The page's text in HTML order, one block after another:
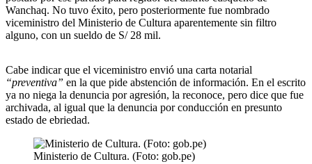
Wanchaq. No tuvo éxito, pero posteriormente fue nombrado
viceministro del Ministerio de Cultura aparentemente sin filtro
alguno, con un sueldo de S/ 28 mil.
Cabe indicar que el viceministro envió una carta notarial
“preventiva” en la que pide abstención de información. En el escrito
ya no niega la denuncia por agresión, la reconoce, pero dice que fue
archivada, al igual que la denuncia por conducción en presunto
estado de ebriedad.
Ministerio de Cultura. (Foto: gob.pe)